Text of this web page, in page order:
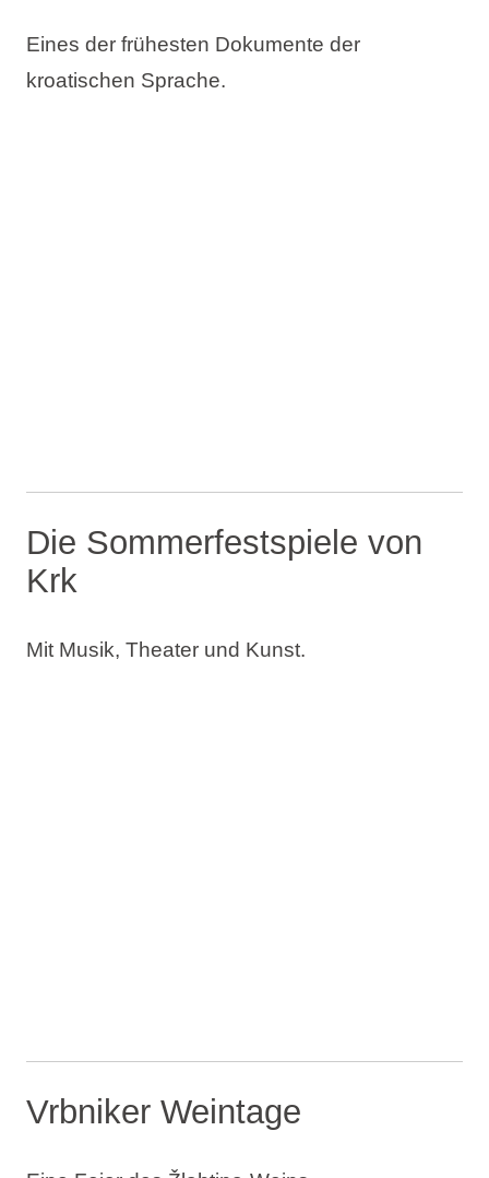
Eines der frühesten Dokumente der
kroatischen Sprache.
Die Sommerfestspiele von
Krk
Mit Musik, Theater und Kunst.
Vrbniker Weintage